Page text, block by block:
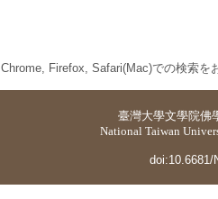
Chrome, Firefox, Safari(Mac)での検索を
臺灣大學文學院佛
National Taiwan
doi:10.6681/